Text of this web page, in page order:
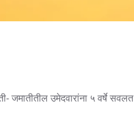
जमातीतील उमेदवारांना ५ वर्षे सवलत